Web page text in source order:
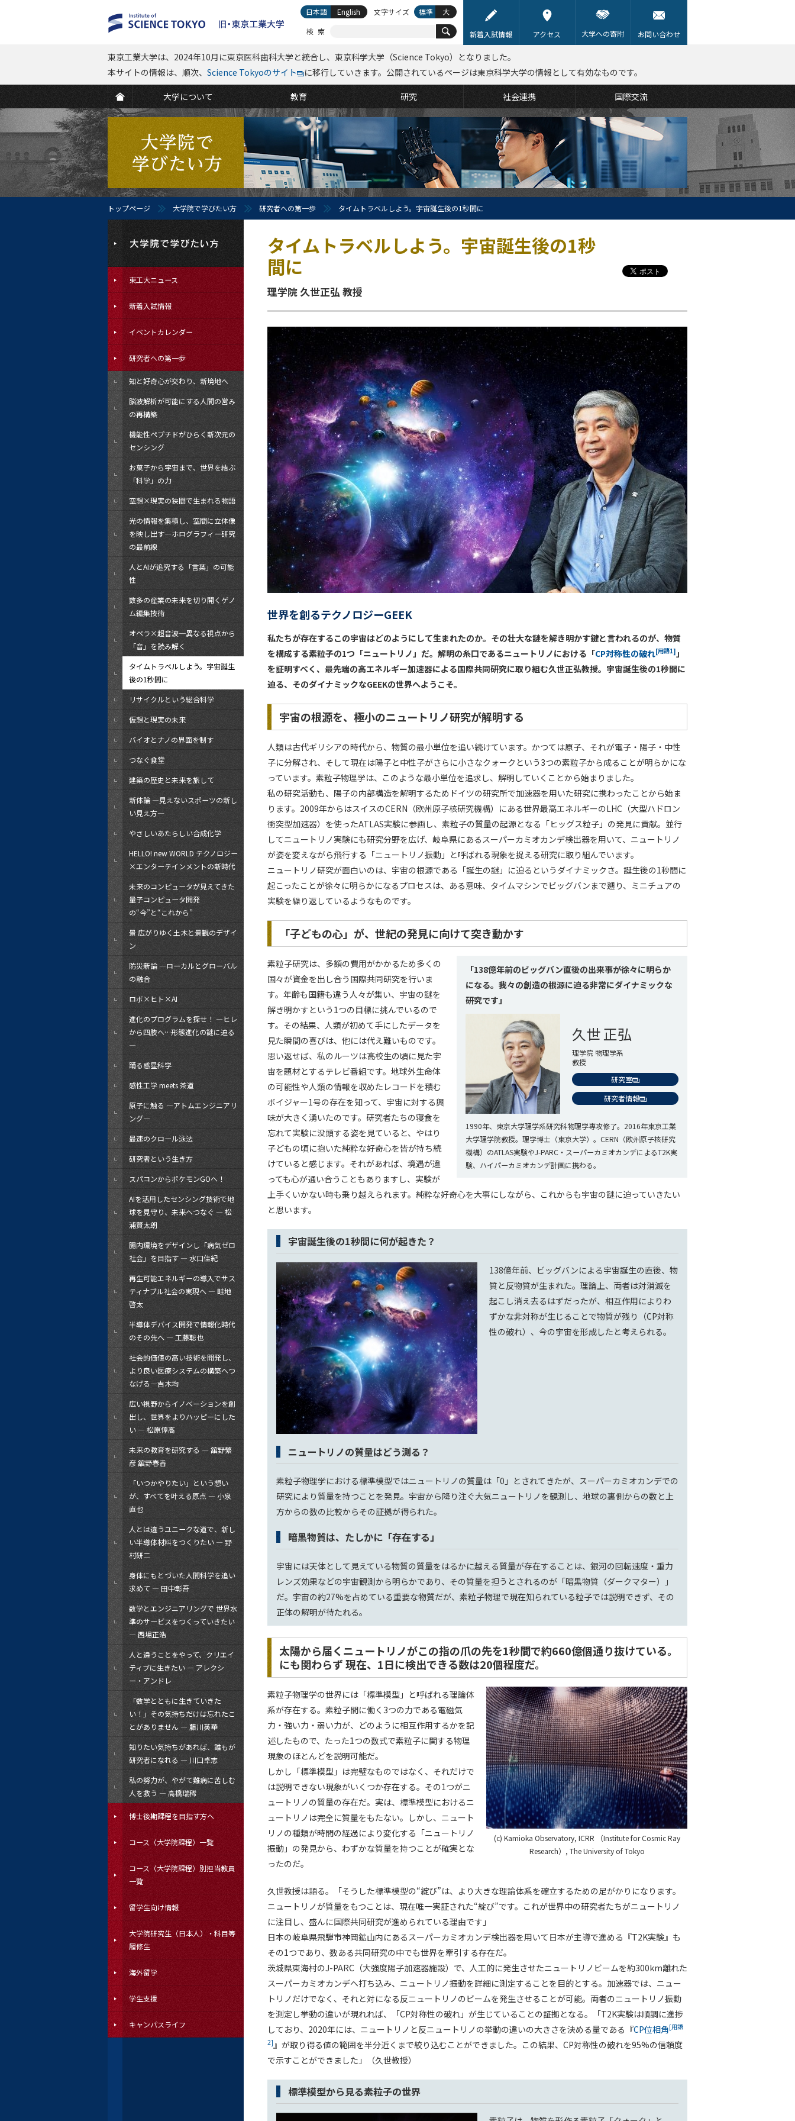
新着入試情報 アクセス 大学への寄附 お問い合わせ
大学について 教育 研究 社会連携 国際交流
東京工業大学は、2024年10月に東京医科歯科大学と統合し、東京科学大学（Science Tokyo）となりました。
本サイトの情報は、順次、 Science Tokyoのサイト に移行していきます。公開されているページは東京科学大学の情報として有効なものです。
検索
日本語 English 文字サイズ 標準 大
トップページ 大学院で学びたい方 研究者への第一歩 タイムトラベルしよう。宇宙誕生後の1秒間に
タイムトラベルしよう。宇宙誕生後の1秒
間に
理学院 久世正弘 教授
世界を創るテクノロジーGEEK
私たちが存在するこの宇宙はどのようにして生まれたのか。その壮大な謎を解き明かす鍵と言われるのが、物質
を構成する素粒子の1つ「ニュートリノ」だ。解明の糸口であるニュートリノにおける「CP対称性の破れ[用語1]」
を証明すべく、最先端の高エネルギー加速器による国際共同研究に取り組む久世正弘教授。宇宙誕生後の1秒間に
迫る、そのダイナミックなGEEKの世界へようこそ。
宇宙の根源を、極小のニュートリノ研究が解明する
人類は古代ギリシアの時代から、物質の最小単位を追い続けています。かつては原子、それが電子・陽子・中性
子に分解され、そして現在は陽子と中性子がさらに小さなクォークという3つの素粒子から成ることが明らかにな
っています。素粒子物理学は、このような最小単位を追求し、解明していくことから始まりました。
私の研究活動も、陽子の内部構造を解明するためドイツの研究所で加速器を用いた研究に携わったことから始ま
ります。2009年からはスイスのCERN（欧州原子核研究機構）にある世界最高エネルギーのLHC（大型ハドロン
衝突型加速器）を使ったATLAS実験に参画し、素粒子の質量の起源となる「ヒッグス粒子」の発見に貢献。並行
してニュートリノ実験にも研究分野を広げ、岐阜県にあるスーパーカミオカンデ検出器を用いて、ニュートリノ
が姿を変えながら飛行する「ニュートリノ振動」と呼ばれる現象を捉える研究に取り組んでいます。
ニュートリノ研究が面白いのは、宇宙の根源である「誕生の謎」に迫るというダイナミックさ。誕生後の1秒間に
起こったことが徐々に明らかになるプロセスは、ある意味、タイムマシンでビッグバンまで遡り、ミニチュアの
実験を繰り返しているようなものです。
「子どもの心」が、世紀の発見に向けて突き動かす
「138億年前のビッグバン直後の出来事が徐々に明らか
になる。我々の創造の根源に迫る非常にダイナミックな
研究です」
久世 正弘
理学院 物理学系
教授
研究室
研究者情報
1990年、東京大学理学系研究科物理学専攻修了。2016年東京工業
大学理学院教授。理学博士（東京大学）。CERN（欧州原子核研究
機構）のATLAS実験やJ-PARC・スーパーカミオカンデによるT2K実
験、ハイパーカミオカンデ計画に携わる。
素粒子研究は、多額の費用がかかるため多くの
国々が資金を出し合う国際共同研究を行いま
す。年齢も国籍も違う人々が集い、宇宙の謎を
解き明かすという1つの目標に挑んでいるので
す。その結果、人類が初めて手にしたデータを
見た瞬間の喜びは、他には代え難いものです。
思い返せば、私のルーツは高校生の頃に見た宇
宙を題材とするテレビ番組です。地球外生命体
の可能性や人類の情報を収めたレコードを積む
ボイジャー1号の存在を知って、宇宙に対する興
味が大きく湧いたのです。研究者たちの寝食を
忘れて実験に没頭する姿を見ていると、やはり
子どもの頃に抱いた純粋な好奇心を皆が持ち続
けていると感じます。それがあれば、境遇が違
っても心が通い合うこともありますし、実験が
上手くいかない時も乗り越えられます。純粋な好奇心を大事にしながら、これからも宇宙の謎に迫っていきたい
と思います。
宇宙誕生後の1秒間に何が起きた？
138億年前、ビッグバンによる宇宙誕生の直後、物
質と反物質が生まれた。理論上、両者は対消滅を
起こし消え去るはずだったが、相互作用によりわ
ずかな非対称が生じることで物質が残り（CP対称
性の破れ）、今の宇宙を形成したと考えられる。
ニュートリノの質量はどう測る？
素粒子物理学における標準模型ではニュートリノの質量は「0」とされてきたが、スーパーカミオカンデでの
研究により質量を持つことを発見。宇宙から降り注ぐ大気ニュートリノを観測し、地球の裏側からの数と上
方からの数の比較からその証拠が得られた。
暗黒物質は、たしかに「存在する」
宇宙には天体として見えている物質の質量をはるかに越える質量が存在することは、銀河の回転速度・重力
レンズ効果などの宇宙観測から明らかであり、その質量を担うとされるのが「暗黒物質（ダークマター）」
だ。宇宙の約27%を占めている重要な物質だが、素粒子物理で現在知られている粒子では説明できず、その
正体の解明が待たれる。
太陽から届くニュートリノがこの指の爪の先を1秒間で約660億個通り抜けている。
にも関わらず 現在、1日に検出できる数は20個程度だ。
(c) Kamioka Observatory, ICRR （Institute for Cosmic Ray
Research）, The University of Tokyo
素粒子物理学の世界には「標準模型」と呼ばれる理論体
系が存在する。素粒子間に働く3つの力である電磁気
力・強い力・弱い力が、どのように相互作用するかを記
述したもので、たった1つの数式で素粒子に関する物理
現象のほとんどを説明可能だ。
しかし「標準模型」は完璧なものではなく、それだけで
は説明できない現象がいくつか存在する。その1つがニ
ュートリノの質量の存在だ。実は、標準模型におけるニ
ュートリノは完全に質量をもたない。しかし、ニュート
リノの種類が時間の経過により変化する「ニュートリノ
振動」の発見から、わずかな質量を持つことが確実とな
ったのだ。
久世教授は語る。「そうした標準模型の“綻び”は、より大きな理論体系を確立するための足がかりになります。
ニュートリノが質量をもつことは、現在唯一実証された“綻び”です。これが世界中の研究者たちがニュートリノ
に注目し、盛んに国際共同研究が進められている理由です」
日本の岐阜県飛騨市神岡鉱山内にあるスーパーカミオカンデ検出器を用いて日本が主導で進める『T2K実験』も
その1つであり、数ある共同研究の中でも世界を牽引する存在だ。
茨城県東海村のJ-PARC（大強度陽子加速器施設）で、人工的に発生させたニュートリノビームを約300km離れた
スーパーカミオカンデへ打ち込み、ニュートリノ振動を詳細に測定することを目的とする。加速器では、ニュー
トリノだけでなく、それと対になる反ニュートリノのビームを発生させることが可能。両者のニュートリノ振動
を測定し挙動の違いが現れれば、「CP対称性の破れ」が生じていることの証拠となる。「T2K実験は順調に進捗
しており、2020年には、ニュートリノと反ニュートリノの挙動の違いの大きさを決める量である『CP位相角[用語
2]』が取り得る値の範囲を半分近くまで絞り込むことができました。この結果、CP対称性の破れを95%の信頼度
で示すことができました」（久世教授）
標準模型から見る素粒子の世界
東工大ニュース
新着入試情報
イベントカレンダー
研究者への第一歩
知と好奇心が交わり、新境地へ
脳波解析が可能にする人間の営み
の再構築
機能性ペプチドがひらく新次元の
センシング
お菓子から宇宙まで、世界を結ぶ
「科学」の力
空想×現実の狭間で生まれる物語
光の情報を集積し、空間に立体像
を映し出す―ホログラフィー研究
の最前線
人とAIが追究する「言葉」の可能
性
数多の産業の未来を切り開くゲノ
ム編集技術
オペラ×超音波─異なる視点から
「音」を読み解く
タイムトラベルしよう。宇宙誕生
後の1秒間に
リサイクルという総合科学
仮想と現実の未来
バイオとナノの界面を制す
つなぐ食堂
建築の歴史と未来を旅して
新体論 ―見えないスポーツの新し
い見え方―
やさしいあたらしい合成化学
HELLO! new WORLD テクノロジー
×エンターテインメントの新時代
未来のコンピュータが見えてきた
量子コンピュータ開発
の“今”と“これから”
景 広がりゆく土木と景観のデザイ
ン
防災新論 ―ローカルとグローバル
の融合
ロボ×ヒト×AI
進化のプログラムを探せ！ ―ヒレ
から四肢へ…形態進化の謎に迫る
―
踊る惑星科学
感性工学 meets 茶道
原子に触る ―アトムエンジニアリ
ング―
最速のクロール泳法
研究者という生き方
スパコンからポケモンGOへ！
AIを活用したセンシング技術で地
球を見守り、未来へつなぐ ― 松
浦賢太朗
腸内環境をデザインし「病気ゼロ
社会」を目指す — 水口佳紀
再生可能エネルギーの導入でサス
ティナブル社会の実現へ — 畦地
啓太
半導体デバイス開発で情報化時代
のその先へ — 工藤聡也
社会的価値の高い技術を開発し、
より良い医療システムの構築へつ
なげる―吉木均
広い視野からイノベーションを創
出し、世界をよりハッピーにした
い — 松原惇高
未来の教育を研究する ― 舘野繁
彦 舘野春香
「いつかやりたい」という想い
が、すべてを叶える原点 ― 小泉
直也
人とは違うユニークな道で、新し
い半導体材料をつくりたい ― 野
村研二
身体にもとづいた人間科学を追い
求めて ― 田中彰吾
数学とエンジニアリングで 世界水
準のサービスをつくっていきたい
― 西場正浩
人と違うことをやって、クリエイ
ティブに生きたい ― アレクシ
ー・アンドレ
「数学とともに生きていきた
い！」その気持ちだけは忘れたこ
とがありません ― 藤川英華
知りたい気持ちがあれば、誰もが
研究者になれる ― 川口卓志
私の努力が、やがて難病に苦しむ
人を救う ― 高橋瑞稀
博士後期課程を目指す方へ
コース（大学院課程）一覧
コース（大学院課程）別担当教員
一覧
留学生向け情報
大学院研究生（日本人）・科目等
履修生
海外留学
学生支援
キャンパスライフ